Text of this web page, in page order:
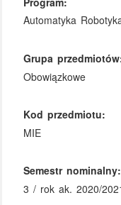
Automatyka
Grupa
Obowiązkowe
Kod przedmiotu:
MIE
Semestr nominalny:
3 / rok ak. 2020/